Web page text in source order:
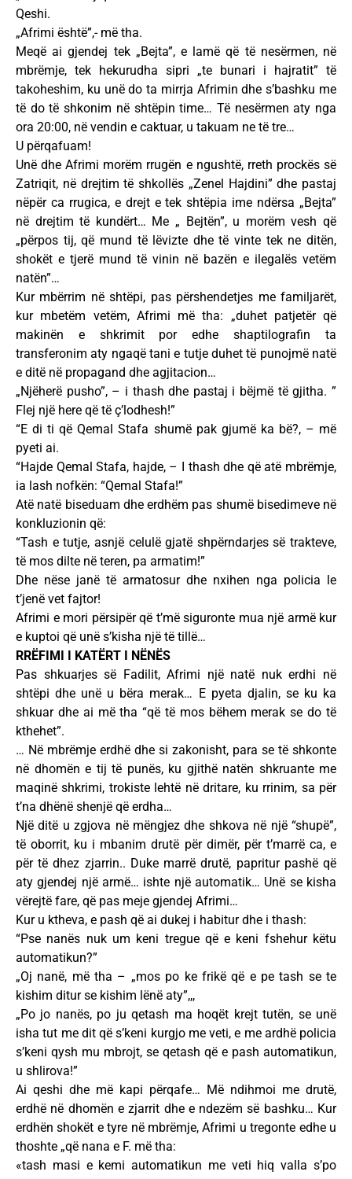
Qeshi.
„Afrimi është”,- më tha.
Meqë ai gjendej tek „Bejta”, e lamë që të nesërmen, në
mbrëmje, tek hekurudha sipri „te bunari i hajratit” të
takoheshim, ku unë do ta mirrja Afrimin dhe s’bashku me
të do të shkonim në shtëpin time… Të nesërmen aty nga
ora 20:00, në vendin e caktuar, u takuam ne të tre…
U përqafuam!
Unë dhe Afrimi morëm rrugën e ngushtë, rreth prockës së
Zatriqit, në drejtim të shkollës „Zenel Hajdini” dhe pastaj
nëpër ca rrugica, e drejt e tek shtëpia ime ndërsa „Bejta”
në drejtim të kundërt… Me „ Bejtën”, u morëm vesh që
„përpos tij, që mund të lëvizte dhe të vinte tek ne ditën,
shokët e tjerë mund të vinin në bazën e ilegalës vetëm
natën”…
Kur mbërrim në shtëpi, pas përshendetjes me familjarët,
kur mbetëm vetëm, Afrimi më tha: „duhet patjetër që
makinën e shkrimit por edhe shaptilografin ta
transferonim aty ngaqë tani e tutje duhet të punojmë natë
e ditë në propagand dhe agjitacion…
„Njëherë pusho”, – i thash dhe pastaj i bëjmë të gjitha. ”
Flej një here që të ç’lodhesh!”
“E di ti që Qemal Stafa shumë pak gjumë ka bë?, – më
pyeti ai.
“Hajde Qemal Stafa, hajde, – I thash dhe që atë mbrëmje,
ia lash nofkën: “Qemal Stafa!”
Atë natë biseduam dhe erdhëm pas shumë bisedimeve në
konkluzionin që:
“Tash e tutje, asnjë celulë gjatë shpërndarjes së trakteve,
të mos dilte në teren, pa armatim!”
Dhe nëse janë të armatosur dhe nxihen nga policia le
t’jenë vet fajtor!
Afrimi e mori përsipër që t’më siguronte mua një armë kur
e kuptoi që unë s’kisha një të tillë…
RRËFIMI I KATËRT I NËNËS
Pas shkuarjes së Fadilit, Afrimi një natë nuk erdhi në
shtëpi dhe unë u bëra merak… E pyeta djalin, se ku ka
shkuar dhe ai më tha “që të mos bëhem merak se do të
kthehet”.
… Në mbrëmje erdhë dhe si zakonisht, para se të shkonte
në dhomën e tij të punës, ku gjithë natën shkruante me
maqinë shkrimi, trokiste lehtë në dritare, ku rrinim, sa për
t’na dhënë shenjë që erdha…
Një ditë u zgjova në mëngjez dhe shkova në një “shupë”,
të oborrit, ku i mbanim drutë për dimër, për t’marrë ca, e
për të dhez zjarrin.. Duke marrë drutë, papritur pashë që
aty gjendej një armë… ishte një automatik… Unë se kisha
vërejtë fare, që pas meje gjendej Afrimi…
Kur u ktheva, e pash që ai dukej i habitur dhe i thash:
“Pse nanës nuk um keni tregue që e keni fshehur këtu
automatikun?”
„Oj nanë, më tha – „mos po ke frikë që e pe tash se te
kishim ditur se kishim lënë aty”,,,
„Po jo nanës, po ju qetash ma hoqët krejt tutën, se unë
isha tut me dit që s’keni kurgjo me veti, e me ardhë policia
s’keni qysh mu mbrojt, se qetash që e pash automatikun,
u shlirova!”
Ai qeshi dhe më kapi përqafe… Më ndihmoi me drutë,
erdhë në dhomën e zjarrit dhe e ndezëm së bashku… Kur
erdhën shokët e tyre në mbrëmje, Afrimi u tregonte edhe u
thoshte „që nana e F. më tha:
«tash masi e kemi automatikun me veti hiq valla s’po